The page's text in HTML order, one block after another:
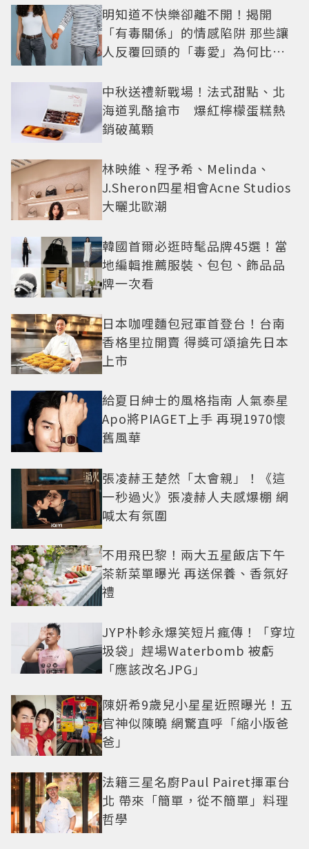
明知道不快樂卻離不開！揭開
「有毒關係」的情感陷阱 那些讓
人反覆回頭的「毒愛」為何比菸
中秋送禮新戰場！法式甜點、北
海道乳酪搶市 爆紅檸檬蛋糕熱
銷破萬顆
林映維、程予希、Melinda、
J.Sheron四星相會Acne Studios
大曬北歐潮
韓國首爾必逛時髦品牌45選！當
地編輯推薦服裝、包包、飾品品
牌一次看
日本咖哩麵包冠軍首登台！台南
香格里拉開賣 得獎可頌搶先日本
上市
給夏日紳士的風格指南 人氣泰星
Apo將PIAGET上手 再現1970懷
舊風華
張凌赫王楚然「太會親」！《這
一秒過火》張凌赫人夫感爆棚 網
喊太有氛圍
不用飛巴黎！兩大五星飯店下午
茶新菜單曝光 再送保養、香氛好
禮
JYP朴軫永爆笑短片瘋傳！「穿垃
圾袋」趕場Waterbomb 被虧
「應該改名JPG」
陳妍希9歲兒小星星近照曝光！五
官神似陳曉 網驚直呼「縮小版爸
爸」
法籍三星名廚Paul Pairet揮軍台
北 帶來「簡單，從不簡單」料理
哲學